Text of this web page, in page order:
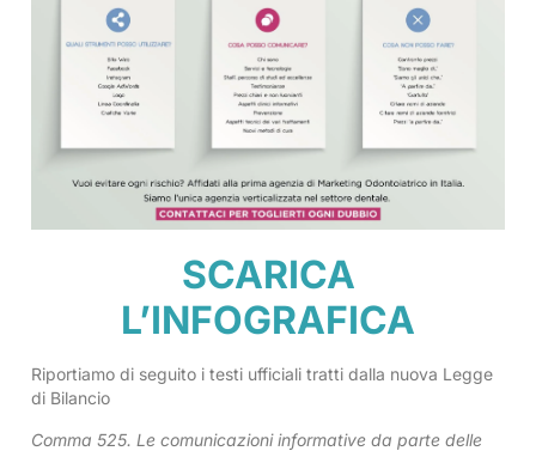
SCARICA
L’INFOGRAFICA
Riportiamo di seguito i testi ufficiali tratti dalla nuova Legge
di Bilancio
Comma 525. Le comunicazioni informative da parte delle